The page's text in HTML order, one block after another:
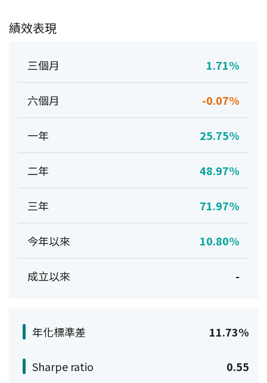
績效表現
三個月 1.71%
六個月 -0.07%
一年 25.75%
二年 48.97%
三年 71.97%
今年以來 10.80%
成立以來 -
年化標準差 11.73%
Sharpe ratio 0.55